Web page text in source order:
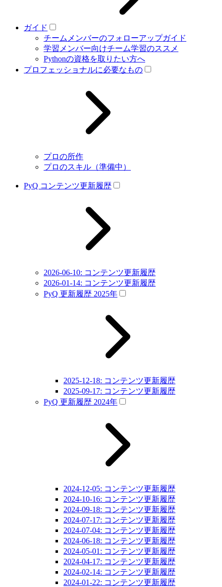
ガイド
チームメンバーのフォローアップガイド
学習メンバー向けチーム学習のススメ
Pythonの資格を取りたい方へ
プロフェッショナルに必要なもの
プロの所作
プロのスキル（準備中）
PyQ コンテンツ更新履歴
2026-06-10: コンテンツ更新履歴
2026-01-14: コンテンツ更新履歴
PyQ 更新履歴 2025年
2025-12-18: コンテンツ更新履歴
2025-09-17: コンテンツ更新履歴
PyQ 更新履歴 2024年
2024-12-05: コンテンツ更新履歴
2024-10-16: コンテンツ更新履歴
2024-09-18: コンテンツ更新履歴
2024-07-17: コンテンツ更新履歴
2024-07-04: コンテンツ更新履歴
2024-06-18: コンテンツ更新履歴
2024-05-01: コンテンツ更新履歴
2024-04-17: コンテンツ更新履歴
2024-02-14: コンテンツ更新履歴
2024-01-22: コンテンツ更新履歴